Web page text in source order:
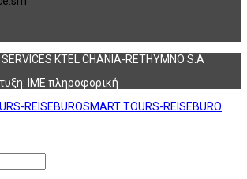
KTEL CHANIA-RETHYMNO S.A
ΙΜΕ πληροφορική
SMART TOURS-REISEBURO